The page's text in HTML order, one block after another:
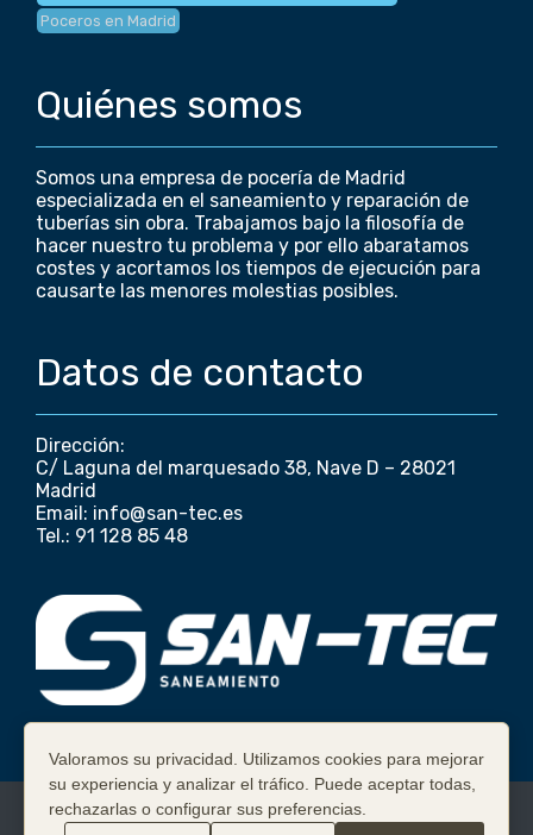
Poceros en Madrid
Quiénes somos
Somos una empresa de pocería de Madrid
especializada en el saneamiento y reparación de
tuberías sin obra. Trabajamos bajo la filosofía de
hacer nuestro tu problema y por ello abaratamos
costes y acortamos los tiempos de ejecución para
causarte las menores molestias posibles.
Datos de contacto
Dirección:
C/ Laguna del marquesado 38, Nave D – 28021
Madrid
Email: info@san-tec.es
Tel.: 91 128 85 48
Copyright © 2026 Poceros Madrid | Desatrancos en
Madrid 91 128 85 48.
Valoramos su privacidad. Utilizamos cookies para mejorar
su experiencia y analizar el tráfico. Puede aceptar todas,
rechazarlas o configurar sus preferencias.